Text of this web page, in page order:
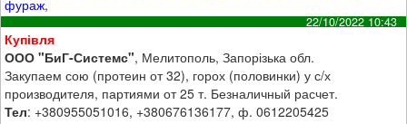
фураж,
22/10/2022 10:43
Купівля
ООО "БиГ-Системс", Мелитополь, Запорізька обл.
Закупаем сою (протеин от 32), горох (половинки) у с/х
производителя, партиями от 25 т. Безналичный расчет.
Тел: +380955051016, +380676136177, ф. 0612205425